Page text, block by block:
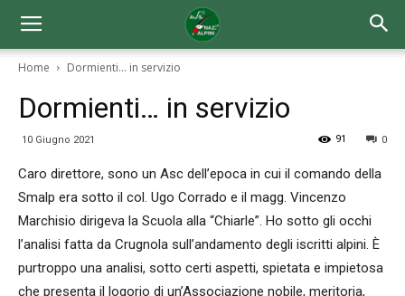
Home Dormienti... in servizio
Dormienti… in servizio
10 Giugno 2021 0
91
Caro direttore, sono un Asc dell’epoca in cui il comando della
Smalp era sotto il col. Ugo Corrado e il magg. Vincenzo
Marchisio dirigeva la Scuola alla “Chiarle”. Ho sotto gli occhi
l’analisi fatta da Crugnola sull’andamento degli iscritti alpini. È
purtroppo una analisi, sotto certi aspetti, spietata e impietosa
che presenta il logorio di un’Associazione nobile, meritoria,